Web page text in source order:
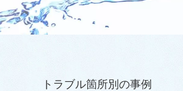
トラブル箇所別の事例